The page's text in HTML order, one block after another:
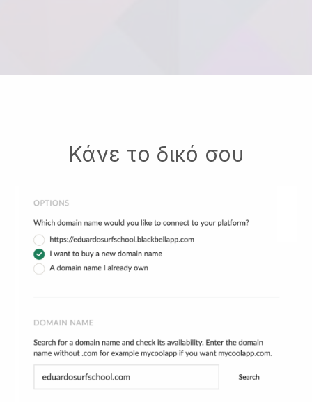
Κάνε το δικό σου